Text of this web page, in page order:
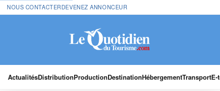
NOUS CONTACTERDEVENEZ ANNONCEUR
ActualitésDistributionProductionDestinationHébergementTransport